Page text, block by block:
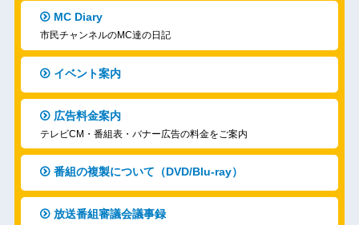
MC Diary
市民チャンネルのMC達の日記
イベント案内
広告料金案内
テレビCM・番組表・バナー広告の料金をご案内
番組の複製について（DVD/Blu-ray）
放送番組審議会議事録